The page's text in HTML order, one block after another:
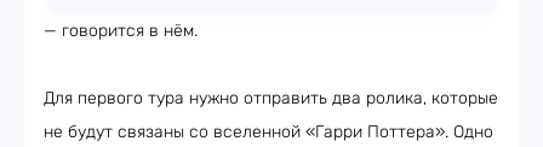
— говорится в нём.
Для первого тура нужно отправить два ролика, которые
не будут связаны со вселенной «Гарри Поттера». Одно